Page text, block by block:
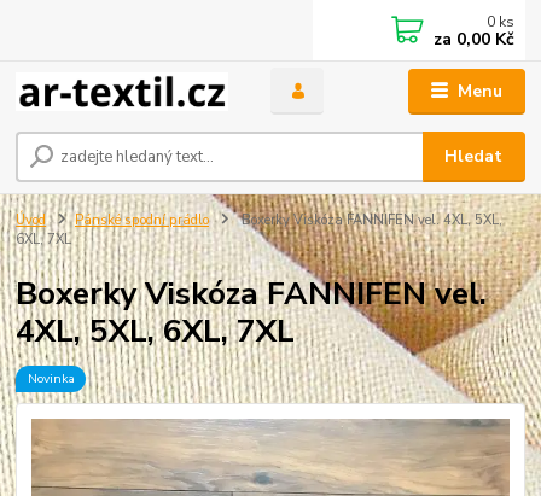
Menu
Hledat
0 ks
za 0,00 Kč
Úvod Pánské spodní prádlo
Boxerky Viskóza FANNIFEN vel. 4XL, 5XL,
6XL, 7XL
Boxerky Viskóza FANNIFEN vel.
4XL, 5XL, 6XL, 7XL
Novinka